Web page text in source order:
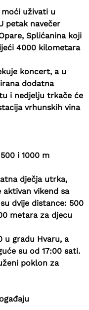
uživati u
petak navečer
, Splićanina koji
4000 kilometara
koncert, a u
dodatna
i nedjelju trkače će
vrhunskih vina
i 1000 m
dječja utrka,
aktivan vikend sa
dvije distance: 500
metara za djecu
u gradu Hvaru, a
su od 17:00 sati.
poklon za